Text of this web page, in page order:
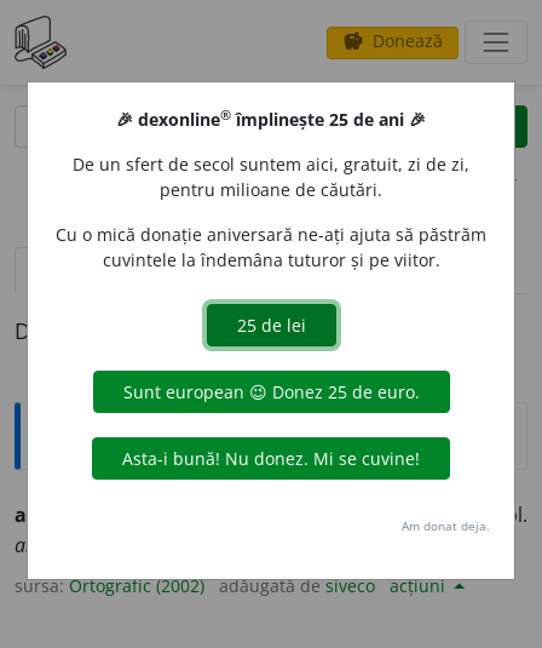
savings Donează
clear
opțiuni
definiții (1) pronunțievolume_up (1)
Definiția cu ID-ul 221144:
Ortografice DOOM
alarm
pl.
alarm
sursa:Ortografic (2002) adăugată desiveco acțiuni
🎉 dexonline® împlinește 25 de ani 🎉
De un sfert de secol suntem aici, gratuit, zi de zi,
pentru milioane de căutări.
Cu o mică donație aniversară ne-ați ajuta să păstrăm
cuvintele la îndemâna tuturor și pe viitor.
Am donat deja.